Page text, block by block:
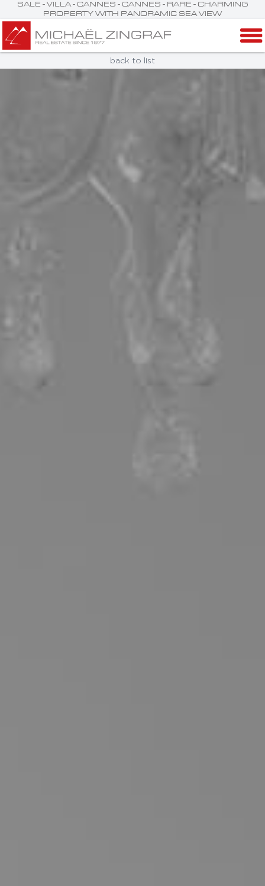
SALE - VILLA - CANNES - CANNES - RARE - CHARMING
PROPERTY WITH PANORAMIC SEA VIEW
back to list